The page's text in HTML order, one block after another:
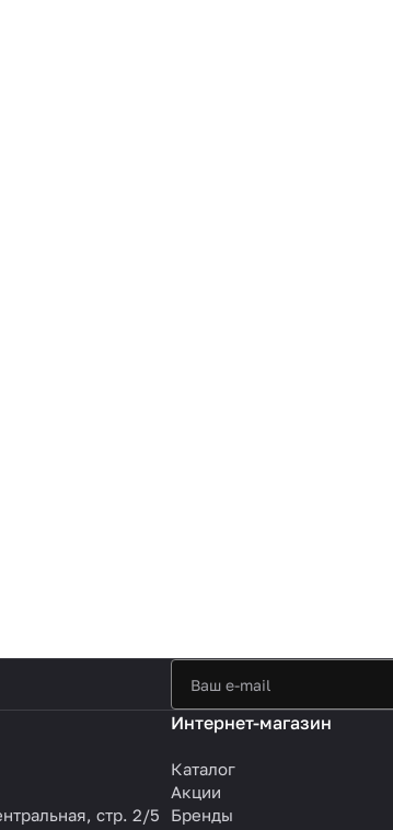
стр. 2/5
Интернет-магазин
Каталог
Акции
Бренды